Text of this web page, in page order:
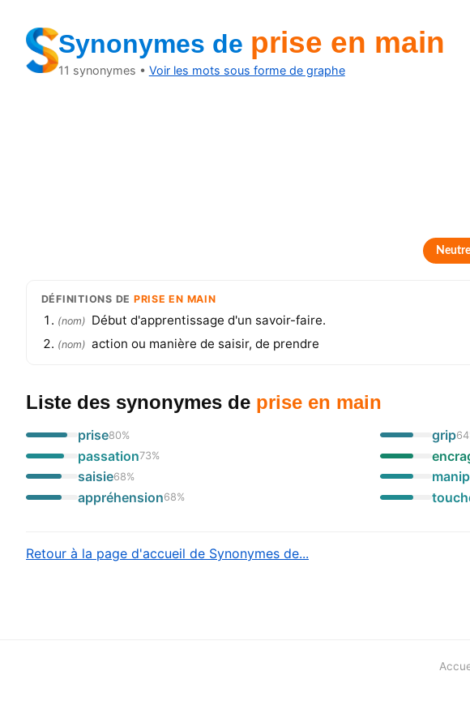
Synonymes de prise en main
11 synonymes • Voir les mots sous forme de graphe
Neutre
DÉFINITIONS DE PRISE EN MAIN
(nom) Début d'apprentissage d'un savoir-faire.
(nom) action ou manière de saisir, de prendre
Liste des synonymes de prise en main
prise80%
passation73%
saisie68%
appréhension68%
grip64
Retour à la page d'accueil de Synonymes de...